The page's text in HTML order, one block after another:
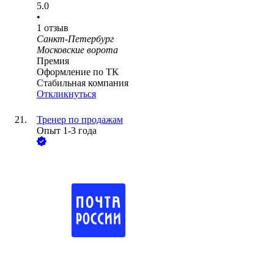
5.0
•
1 отзыв
Санкт-Петербург
Московские ворота
Премия
Оформление по ТК
Стабильная компания
Откликнуться
Тренер по продажам
Опыт 1-3 года